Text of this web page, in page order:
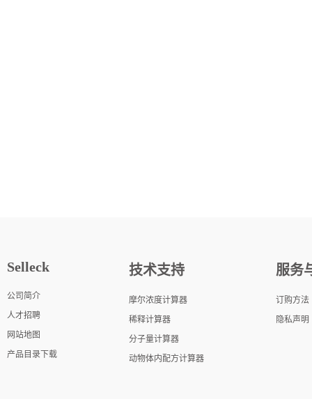
Selleck
公司简介
人才招聘
网站地图
产品目录下载
技术支持
摩尔浓度计算器
稀释计算器
分子量计算器
动物体内配方计算器
服务
订购方法
隐私声明